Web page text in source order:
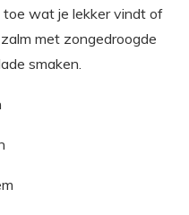
toe wat je lekker vindt of
met zongedroogde
smaken.